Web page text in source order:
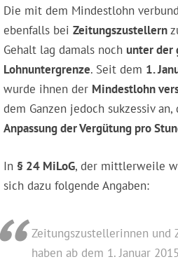
Die mit dem Mindestlohn
ebenfalls bei Zeitungszustellern
Gehalt lag damals noch unter der
Lohnuntergrenze. Seit dem 1.
wurde ihnen der Mindestlohn
dem Ganzen jedoch sukzessiv
Anpassung der Vergütung pro
In § 24 MiLoG, der mittlerweile
sich dazu folgende Angaben:
Zeitungszustellerinnen und
haben ab dem 1. Januar